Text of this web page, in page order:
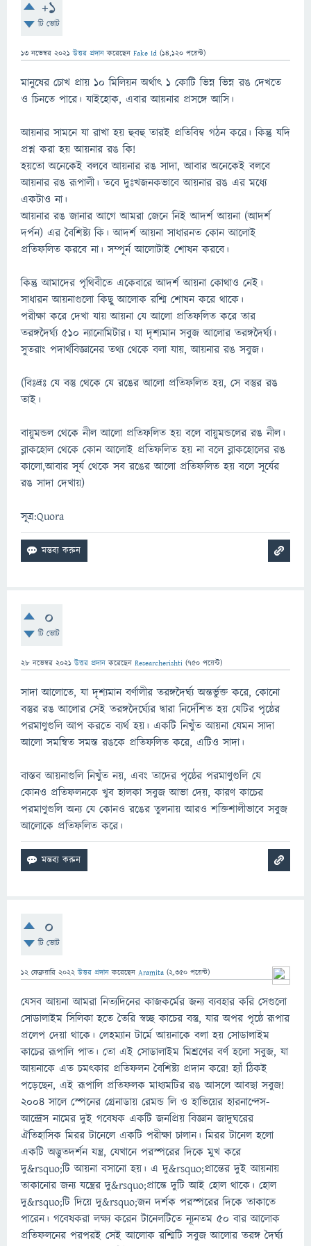
+1
টি ভোট
13 নভেম্বর 2021 উত্তর প্রদান করেছেন Fake Id (14,120 পয়েন্ট)
মানুষের চোখ প্রায় ১০ মিলিয়ন অর্থাৎ ১ কোটি ভিন্ন ভিন্ন রঙ দেখতে
ও চিনতে পারে। যাইহোক, এবার আয়নার প্রসঙ্গে আসি।
আয়নার সামনে যা রাখা হয় হুবহু তারই প্রতিবিম্ব গঠন করে। কিন্তু যদি
প্রশ্ন করা হয় আয়নার রঙ কি!
হয়তো অনেকেই বলবে আয়নার রঙ সাদা, আবার অনেকেই বলবে
আয়নার রঙ রূপালী। তবে দুঃখজনকভাবে আয়নার রঙ এর মধ্যে
একটাও না।
আয়নার রঙ জানার আগে আমরা জেনে নিই আদর্শ আয়না (আদর্শ
দর্পন) এর বৈশিষ্ট্য কি। আদর্শ আয়না সাধারনত কোন আলোই
প্রতিফলিত করবে না। সম্পূর্ন আলোটাই শোষন করবে।
কিন্তু আমাদের পৃথিবীতে একেবারে আদর্শ আয়না কোথাও নেই।
সাধারন আয়নাগুলো কিছু আলোক রশ্মি শোষন করে থাকে।
পরীক্ষা করে দেখা যায় আয়না যে আলো প্রতিফলিত করে তার
তরঙ্গদৈর্ঘ্য ৫১০ ন্যানোমিটার। যা দৃশ্যমান সবুজ আলোর তরঙ্গদৈর্ঘ্য।
সুতরাং পদার্থবিজ্ঞানের তথ্য থেকে বলা যায়, আয়নার রঙ সবুজ।
(বিঃদ্রঃ যে বস্তু থেকে যে রঙের আলো প্রতিফলিত হয়, সে বস্তুর রঙ
তাই।
বায়ুমন্ডল থেকে নীল আলো প্রতিফলিত হয় বলে বায়ুমন্ডলের রঙ নীল।
ব্লাকহোল থেকে কোন আলোই প্রতিফলিত হয় না বলে ব্লাকহোলের রঙ
কালো,আবার সূর্য থেকে সব রঙের আলো প্রতিফলিত হয় বলে সূর্যের
রঙ সাদা দেখায়)
সূত্র:Quora
0
টি ভোট
28 নভেম্বর 2021 উত্তর প্রদান করেছেন Researcherishti (750 পয়েন্ট)
সাদা আলোতে, যা দৃশ্যমান বর্ণালীর তরঙ্গদৈর্ঘ্য অন্তর্ভুক্ত করে, কোনো
বস্তুর রঙ আলোর সেই তরঙ্গদৈর্ঘ্যের দ্বারা নির্দেশিত হয় যেটির পৃষ্ঠের
পরমাণুগুলি আপ করতে ব্যর্থ হয়। একটি নিখুঁত আয়না যেমন সাদা
আলো সমন্বিত সমস্ত রঙকে প্রতিফলিত করে, এটিও সাদা।
বাস্তব আয়নাগুলি নিখুঁত নয়, এবং তাদের পৃষ্ঠের পরমাণুগুলি যে
কোনও প্রতিফলনকে খুব হালকা সবুজ আভা দেয়, কারণ কাচের
পরমাণুগুলি অন্য যে কোনও রঙের তুলনায় আরও শক্তিশালীভাবে সবুজ
আলোকে প্রতিফলিত করে।
0
টি ভোট
12 ফেব্রুয়ারি 2022 উত্তর প্রদান করেছেন Aramita (2,350 পয়েন্ট)
যেসব আয়না আমরা নিত্যদিনের কাজকর্মের জন্য ব্যবহার করি সেগুলো
সোডালাইম সিলিকা হতে তৈরি স্বচ্ছ কাচের বস্তু, যার অপর পৃষ্ঠে রূপার
প্রলেপ দেয়া থাকে। লেহম্যান টার্মে আয়নাকে বলা হয় সোডালাইম
কাচের রূপালি পাত। তো এই সোডালাইম মিশ্রণের বর্ণ হলো সবুজ, যা
আয়নাকে এত চমৎকার প্রতিফলন বৈশিষ্ট্য প্রদান করে! হ্যাঁ ঠিকই
পড়েছেন, এই রূপালি প্রতিফলক মাধ্যমটির রঙ আসলে আবছা সবুজ!
২০০৪ সালে স্পেনের গ্রেনাডায় রেমন্ড লি ও হাভিয়ের হারনান্দেস-
আন্দ্রেস নামের দুই গবেষক একটি জনপ্রিয় বিজ্ঞান জাদুঘরের
ঐতিহাসিক মিরর টানেলে একটি পরীক্ষা চালান। মিরর টানেল হলো
একটি অদ্ভুতদর্শন যন্ত্র, যেখানে পরস্পরের দিকে মুখ করে
দু&rsquo;টি আয়না বসানো হয়। এ দু&rsquo;প্রান্তের দুই আয়নায়
তাকানোর জন্য যন্ত্রের দু&rsquo;প্রান্তে দুটি আই হোল থাকে। হোল
দু&rsquo;টি দিয়ে দু&rsquo;জন দর্শক পরস্পরের দিকে তাকাতে
পারেন। গবেষকরা লক্ষ্য করেন টানেলটিতে ন্যূনতম ৫০ বার আলোক
প্রতিফলনের পরপরই সেই আলোক রশ্মিটি সবুজ আলোর তরঙ্গ দৈর্ঘ্য